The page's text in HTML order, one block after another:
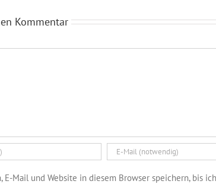
Kommentar
E-Mail und Website in diesem Browser speichern, bis